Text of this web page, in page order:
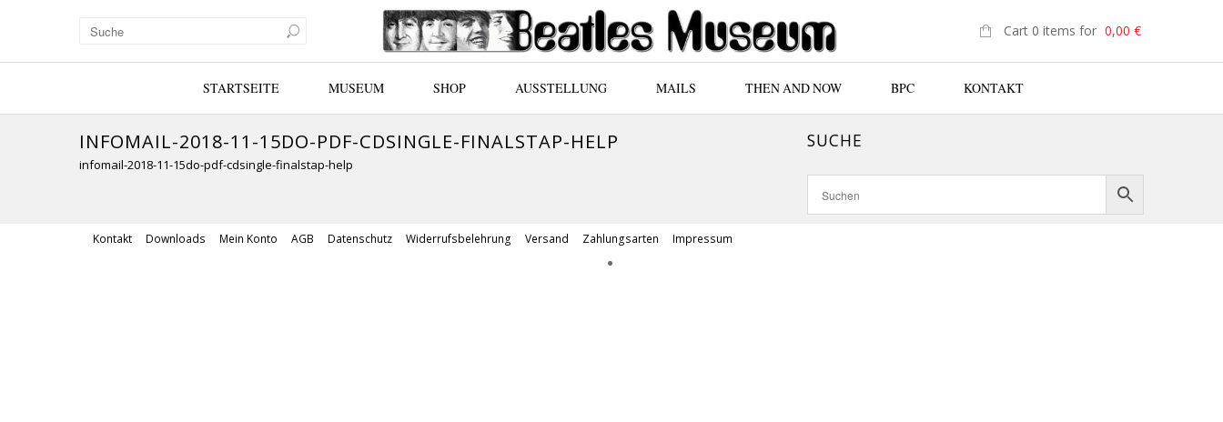
Cart 0 items for 0,00 €
STARTSEITE MUSEUM SHOP AUSSTELLUNG MAILS THEN AND NOW BPC KONTAKT
INFOMAIL-2018-11-15DO-PDF-CDSINGLE-FINALSTAP-HELP
infomail-2018-11-15do-pdf-cdsingle-finalstap-help
SUCHE
Kontakt Downloads Mein Konto AGB Datenschutz Widerrufsbelehrung Versand Zahlungsarten Impressum